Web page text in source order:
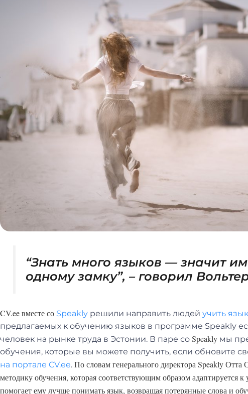
“Знать много языков — значит
одному замку”, – говорил
CV.ee вместе со Speakly решили направить людей учить
предлагаемых к обучению языков в программе Speakly
человек на рынке труда в Эстонии. В паре со Speakly мы
обучения, которые вы можете получить, если обновите
на портале CV.ee. По словам генерального директора Speakly Отта
методику обучения, которая соответствующим образом адаптируется
помогает ему лучше понимать язык, возвращая потерянные слова и